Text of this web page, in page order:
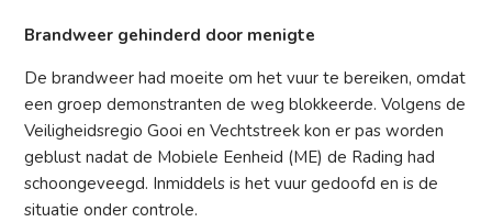
Brandweer gehinderd door menigte
De brandweer had moeite om het vuur te bereiken, omdat
een groep demonstranten de weg blokkeerde. Volgens de
Veiligheidsregio Gooi en Vechtstreek kon er pas worden
geblust nadat de Mobiele Eenheid (ME) de Rading had
schoongeveegd. Inmiddels is het vuur gedoofd en is de
situatie onder controle.